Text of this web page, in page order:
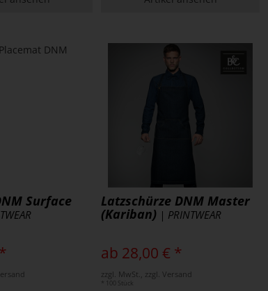
Surface Latzschürze DNM Master
(Kariban) | PRINTWEAR
ab 28,00 € *
zzgl. MwSt., zzgl. Versand
* 100 Stück